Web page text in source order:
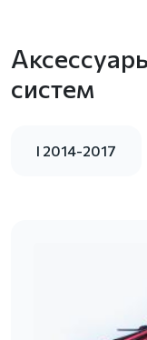
систем
I 2014-2017